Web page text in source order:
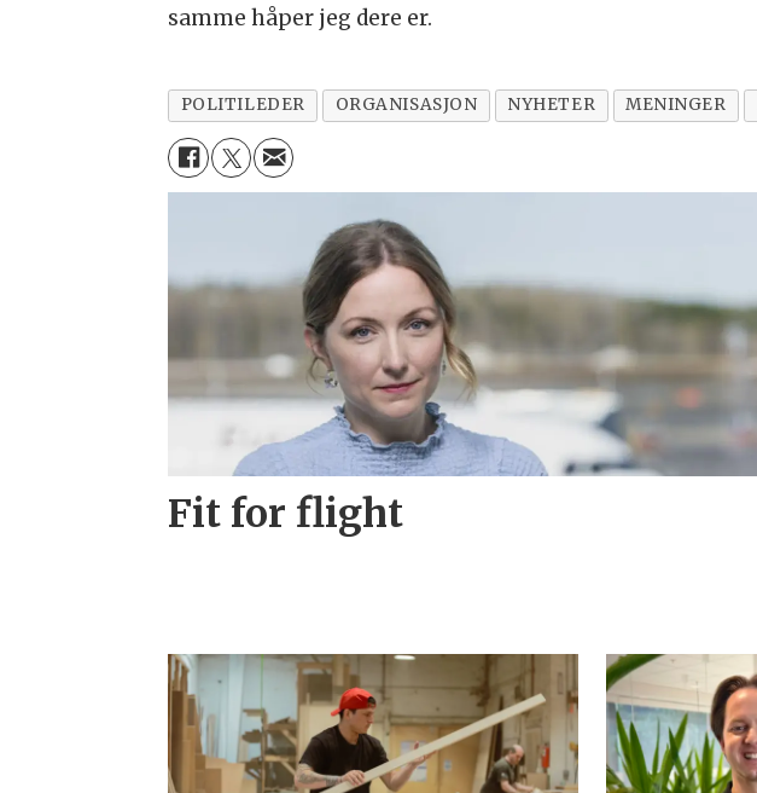
samme håper jeg dere er.
POLITILEDER ORGANISASJON NYHETER MENINGER
Fit for flight